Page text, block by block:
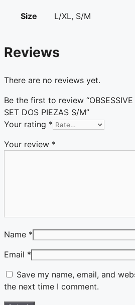
Size L/XL, S/M
Reviews
There are no reviews yet.
Be the first to review “OBSESSIVE
SET DOS PIEZAS S/M”
Your rating *
Your review *
Name *
Email *
Save my name, email, and
the next time I comment.